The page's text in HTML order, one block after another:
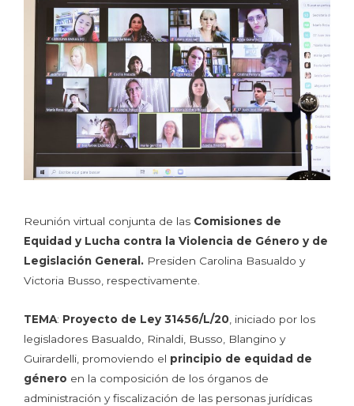
Reunión virtual conjunta de las Comisiones de
Equidad y Lucha contra la Violencia de Género y de
Legislación General. Presiden Carolina Basualdo y
Victoria Busso, respectivamente.
TEMA: Proyecto de Ley 31456/L/20 , iniciado por los
legisladores Basualdo, Rinaldi, Busso, Blangino y
Guirardelli, promoviendo el principio de equidad de
género en la composición de los órganos de
administración y fiscalización de las personas jurídicas